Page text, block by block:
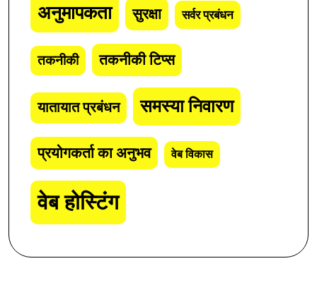
अनुमापकता सुरक्षा सर्वर प्रबंधन
तकनीकी तकनीकी टिप्स
यातायात प्रबंधन समस्या निवारण
प्रयोगकर्ता का अनुभव वेब विकास
वेब होस्टिंग